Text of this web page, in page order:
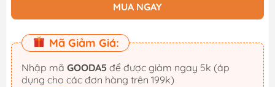
MUA NGAY
Mã Giảm Giá:
Nhập mã GOODA5
dụng cho các đơn hàng trên 199k)